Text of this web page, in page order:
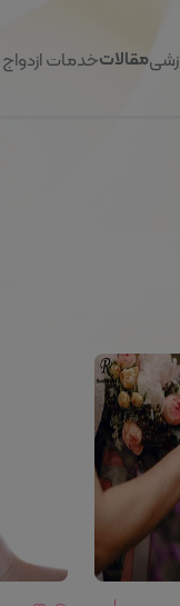
مقالاتخدمات ازدواج